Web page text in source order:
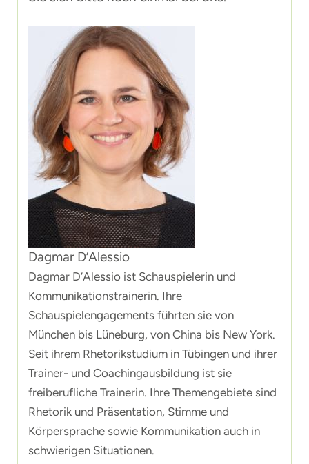
Dagmar D’Alessio
Dagmar D’Alessio ist Schauspielerin und
Kommunikationstrainerin. Ihre
Schauspielengagements führten sie von
München bis Lüneburg, von China bis New York.
Seit ihrem Rhetorikstudium in Tübingen und ihrer
Trainer- und Coachingausbildung ist sie
freiberufliche Trainerin. Ihre Themengebiete sind
Rhetorik und Präsentation, Stimme und
Körpersprache sowie Kommunikation auch in
schwierigen Situationen.